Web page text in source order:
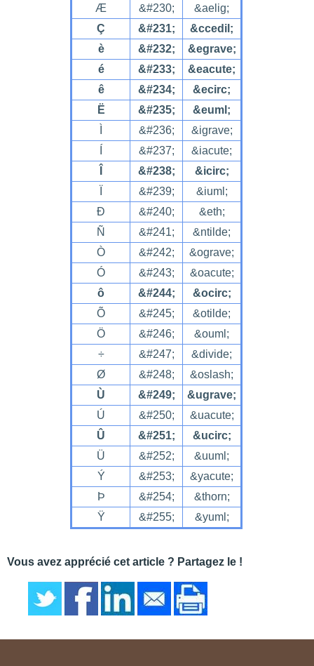
Æ
&#230;
&aelig;
Ç
&#231;
&ccedil;
è
&#232;
&egrave;
é
&#233;
&eacute;
ê
&#234;
&ecirc;
Ë
&#235;
&euml;
&#236;
&igrave;
&#237;
&iacute;
&#238;
&icirc;
&#239;
&iuml;
Ð
&#240;
&eth;
Ñ
&#241;
&ntilde;
Ò
&#242;
&ograve;
Ó
&#243;
&oacute;
ô
&#244;
&ocirc;
Õ
&#245;
&otilde;
Ö
&#246;
&ouml;
÷
&#247;
&divide;
Ø
&#248;
&oslash;
Ù
&#249;
&ugrave;
Ú
&#250;
&uacute;
Û
&#251;
&ucirc;
Ü
&#252;
&uuml;
Ý
&#253;
&yacute;
Þ
&#254;
&thorn;
Ÿ
&#255; &yuml;
Vous avez apprécié cet article ? Partagez le !